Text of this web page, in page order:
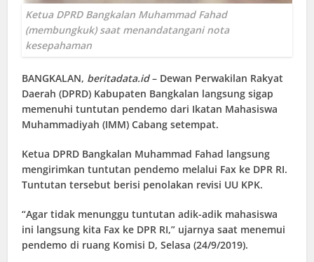
Ketua DPRD Bangkalan Muhammad Fahad
(membungkuk) saat menandatangani nota
kesepahaman
BANGKALAN, beritadata.id– Dewan Perwakilan Rakyat
Daerah (DPRD) Kabupaten Bangkalan langsung sigap
memenuhi tuntutan pendemo dari Ikatan Mahasiswa
Muhammadiyah (IMM) Cabang setempat.
Ketua DPRD Bangkalan Muhammad Fahad langsung
mengirimkan tuntutan pendemo melalui Fax ke DPR RI.
Tuntutan tersebut berisi penolakan revisi UU KPK.
“Agar tidak menunggu tuntutan adik-adik mahasiswa
ini langsung kita Fax ke DPR RI,” ujarnya saat menemui
pendemo di ruang Komisi D, Selasa (24/9/2019).